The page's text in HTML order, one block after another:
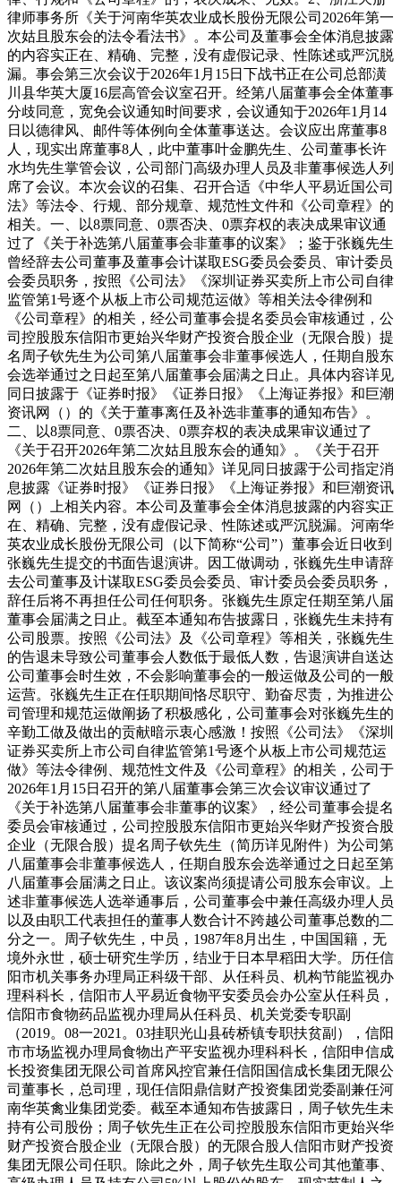
律师事务所《关于河南华英农业成长股份无限公司2026年第一
次姑且股东会的法令看法书》。本公司及董事会全体消息披露
的内容实正在、精确、完整，没有虚假记录、性陈述或严沉脱
漏。事会第三次会议于2026年1月15日下战书正在公司总部潢
川县华英大厦16层高管会议室召开。经第八届董事会全体董事
分歧同意，宽免会议通知时间要求，会议通知于2026年1月14
日以德律风、邮件等体例向全体董事送达。会议应出席董事8
人，现实出席董事8人，此中董事叶金鹏先生、公司董事长许
水均先生掌管会议，公司部门高级办理人员及非董事候选人列
席了会议。本次会议的召集、召开合适《中华人平易近国公司
法》等法令、行规、部分规章、规范性文件和《公司章程》的
相关。一、以8票同意、0票否决、0票弃权的表决成果审议通
过了《关于补选第八届董事会非董事的议案》；鉴于张巍先生
曾经辞去公司董事及董事会计谋取ESG委员会委员、审计委员
会委员职务，按照《公司法》《深圳证券买卖所上市公司自律
监管第1号逐个从板上市公司规范运做》等相关法令律例和
《公司章程》的相关，经公司董事会提名委员会审核通过，公
司控股股东信阳市更始兴华财产投资合股企业（无限合股）提
名周子钦先生为公司第八届董事会非董事候选人，任期自股东
会选举通过之日起至第八届董事会届满之日止。具体内容详见
同日披露于《证券时报》《证券日报》《上海证券报》和巨潮
资讯网（）的《关于董事离任及补选非董事的通知布告》。
二、以8票同意、0票否决、0票弃权的表决成果审议通过了
《关于召开2026年第二次姑且股东会的通知》。《关于召开
2026年第二次姑且股东会的通知》详见同日披露于公司指定消
息披露《证券时报》《证券日报》《上海证券报》和巨潮资讯
网（）上相关内容。本公司及董事会全体消息披露的内容实正
在、精确、完整，没有虚假记录、性陈述或严沉脱漏。河南华
英农业成长股份无限公司（以下简称“公司”）董事会近日收到
张巍先生提交的书面告退演讲。因工做调动，张巍先生申请辞
去公司董事及计谋取ESG委员会委员、审计委员会委员职务，
辞任后将不再担任公司任何职务。张巍先生原定任期至第八届
董事会届满之日止。截至本通知布告披露日，张巍先生未持有
公司股票。按照《公司法》及《公司章程》等相关，张巍先生
的告退未导致公司董事会人数低于最低人数，告退演讲自送达
公司董事会时生效，不会影响董事会的一般运做及公司的一般
运营。张巍先生正在任职期间恪尽职守、勤奋尽责，为推进公
司管理和规范运做阐扬了积极感化，公司董事会对张巍先生的
辛勤工做及做出的贡献暗示衷心感激！按照《公司法》《深圳
证券买卖所上市公司自律监管第1号逐个从板上市公司规范运
做》等法令律例、规范性文件及《公司章程》的相关，公司于
2026年1月15日召开的第八届董事会第三次会议审议通过了
《关于补选第八届董事会非董事的议案》，经公司董事会提名
委员会审核通过，公司控股股东信阳市更始兴华财产投资合股
企业（无限合股）提名周子钦先生（简历详见附件）为公司第
八届董事会非董事候选人，任期自股东会选举通过之日起至第
八届董事会届满之日止。该议案尚须提请公司股东会审议。上
述非董事候选人选举通事后，公司董事会中兼任高级办理人员
以及由职工代表担任的董事人数合计不跨越公司董事总数的二
分之一。周子钦先生，中员，1987年8月出生，中国国籍，无
境外永世，硕士研究生学历，结业于日本早稻田大学。历任信
阳市机关事务办理局正科级干部、从任科员、机构节能监视办
理科科长，信阳市人平易近食物平安委员会办公室从任科员，
信阳市食物药品监视办理局从任科员、机关党委专职副
（2019。08一2021。03挂职光山县砖桥镇专职扶贫副），信阳
市市场监视办理局食物出产平安监视办理科科长，信阳申信成
长投资集团无限公司首席风控官兼任信阳国信成长集团无限公
司董事长，总司理，现任信阳鼎信财产投资集团党委副兼任河
南华英禽业集团党委。截至本通知布告披露日，周子钦先生未
持有公司股份；周子钦先生正在公司控股股东信阳市更始兴华
财产投资合股企业（无限合股）的无限合股人信阳市财产投资
集团无限公司任职。除此之外，周子钦先生取公司其他董事、